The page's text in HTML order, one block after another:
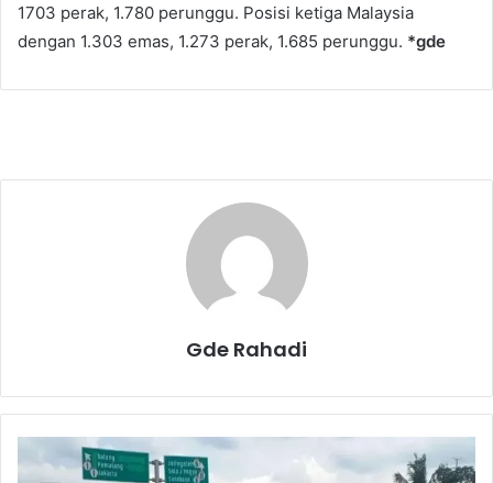
1703 perak, 1.780 perunggu. Posisi ketiga Malaysia
dengan 1.303 emas, 1.273 perak, 1.685 perunggu. *gde
Gde Rahadi